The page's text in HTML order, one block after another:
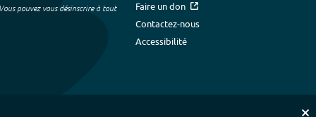
pouvez vous désinscrire à tout
Faire un don
Contactez-nous
Accessibilité